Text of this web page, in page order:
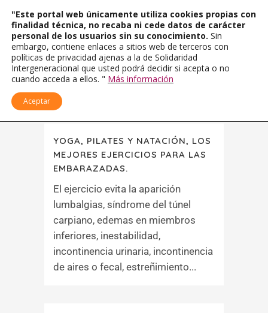
YOGA, PILATES Y NATACIÓN, LOS
MEJORES EJERCICIOS PARA LAS
EMBARAZADAS.
El ejercicio evita la aparición
lumbalgias, síndrome del túnel
carpiano, edemas en miembros
inferiores, inestabilidad,
incontinencia urinaria, incontinencia
de aires o fecal, estreñimiento...
"Este portal web únicamente utiliza cookies propias con
finalidad técnica, no recaba ni cede datos de carácter
personal de los usuarios sin su conocimiento. Sin
embargo, contiene enlaces a sitios web de terceros con
políticas de privacidad ajenas a la de Solidaridad
Intergeneracional que usted podrá decidir si acepta o no
cuando acceda a ellos. " Más información
Aceptar